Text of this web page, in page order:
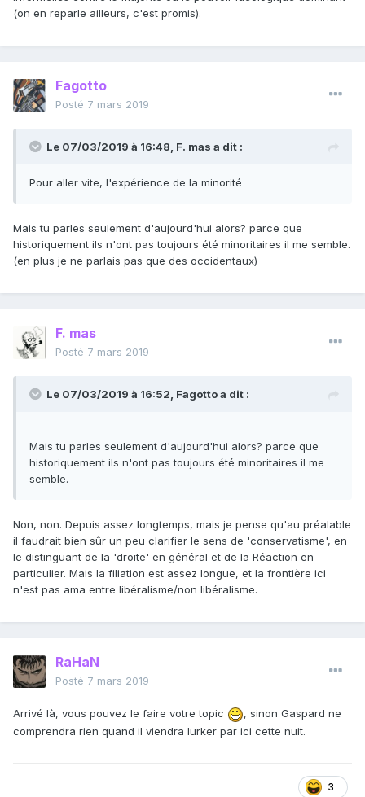
(on en reparle ailleurs, c'est promis).
Fagotto
Posté 7 mars 2019
Le 07/03/2019 à 16:48, F. mas a dit :
Pour aller vite, l'expérience de la minorité
Mais tu parles seulement d'aujourd'hui alors? parce que
historiquement ils n'ont pas toujours été minoritaires il me semble.
(en plus je ne parlais pas que des occidentaux)
F. mas
Posté 7 mars 2019
Le 07/03/2019 à 16:52, Fagottoa dit :
Mais tu parles seulement d'aujourd'hui alors? parce que
historiquement ils n'ont pas toujours été minoritaires il me
semble.
Non, non. Depuis assez longtemps, mais je pense qu'au préalable
il faudrait bien sûr un peu clarifier le sens de 'conservatisme', en
le distinguant de la 'droite' en général et de la Réaction en
particulier. Mais la filiation est assez longue, et la frontière ici
n'est pas ama entre libéralisme/non libéralisme.
RaHaN
Posté 7 mars 2019
Arrivé là, vous pouvez le faire votre topic
, sinon Gaspard ne
comprendra rien quand il viendra lurker par ici cette nuit.
3